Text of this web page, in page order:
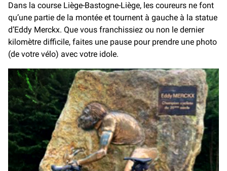
Dans la course Liège-Bastogne-Liège, les coureurs ne font
qu’une partie de la montée et tournent à gauche à la statue
d’Eddy Merckx. Que vous franchissiez ou non le dernier
kilomètre difficile, faites une pause pour prendre une photo
(de votre vélo) avec votre idole.